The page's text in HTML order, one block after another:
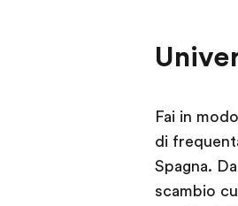
Fai in
di
Spagna.
scambio